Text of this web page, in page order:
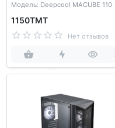
Модель: Deepcool MACUBE 110
1150ТМТ
Нет отзывов